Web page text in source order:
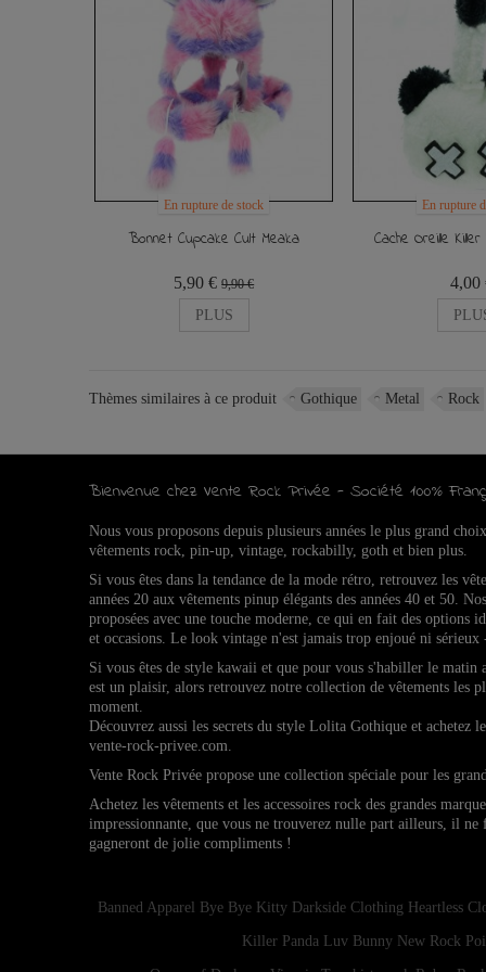
En rupture de stock
Bonnet Cupcake Cult Meaka
5,90 €9,90 €
PLUS
En rupture
Cache Oreille
4,00
Thèmes similaires à ce produit Gothique Metal Rock
Bienvenue chez Vente Rock Privée - Société 100%
Nous vous proposons depuis plusieurs années le plus grand
vêtements rock, pin-up, vintage, rockabilly, goth et bien plus.
Si vous êtes dans la tendance de la mode rétro, retrouvez les
années 20 aux vêtements pinup élégants des années 40 et 50.
proposées avec une touche moderne, ce qui en fait des options
et occasions.Le look vintage n'est jamais trop enjoué ni
Si vous êtes de style kawaii et que pour vous s'habiller le matin
est un plaisir, alors retrouvez notre collection de vêtements les
moment.
Découvrez aussi les secrets du style Lolita Gothique et achetez
vente-rock-privee.com.
Vente Rock Privée propose une collection spéciale pour les
Achetez les vêtements et les accessoires rock des grandes
impressionnante, que vous ne trouverez nulle part ailleurs, il ne
gagneront de jolie compliments !
Banned Apparel Bye Bye Kitty Darkside Clothing Heartless
Killer Panda Luv Bunny New Rock